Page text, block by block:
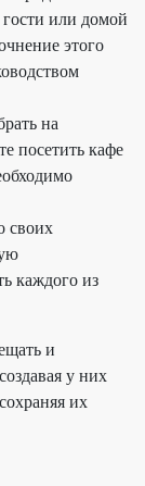
или домой
этого
на
посетить кафе
своих
каждого из
и
у них
их